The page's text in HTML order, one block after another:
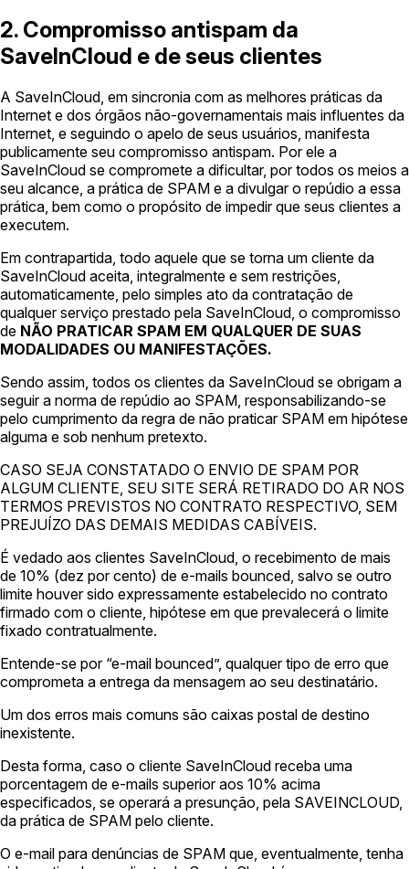
2. Compromisso antispam da
SaveInCloud e de seus clientes
A SaveInCloud, em sincronia com as melhores práticas da
Internet e dos órgãos não-governamentais mais influentes da
Internet, e seguindo o apelo de seus usuários, manifesta
publicamente seu compromisso antispam. Por ele a
SaveInCloud se compromete a dificultar, por todos os meios a
seu alcance, a prática de SPAM e a divulgar o repúdio a essa
prática, bem como o propósito de impedir que seus clientes a
executem.
Em contrapartida, todo aquele que se torna um cliente da
SaveInCloud aceita, integralmente e sem restrições,
automaticamente, pelo simples ato da contratação de
qualquer serviço prestado pela SaveInCloud, o compromisso
de NÃO PRATICAR SPAM EM QUALQUER DE SUAS
MODALIDADES OU MANIFESTAÇÕES.
Sendo assim, todos os clientes da SaveInCloud se obrigam a
seguir a norma de repúdio ao SPAM, responsabilizando-se
pelo cumprimento da regra de não praticar SPAM em hipótese
alguma e sob nenhum pretexto.
CASO SEJA CONSTATADO O ENVIO DE SPAM POR
ALGUM CLIENTE, SEU SITE SERÁ RETIRADO DO AR NOS
TERMOS PREVISTOS NO CONTRATO RESPECTIVO, SEM
PREJUÍZO DAS DEMAIS MEDIDAS CABÍVEIS.
É vedado aos clientes SaveInCloud, o recebimento de mais
de 10% (dez por cento) de e-mails bounced, salvo se outro
limite houver sido expressamente estabelecido no contrato
firmado com o cliente, hipótese em que prevalecerá o limite
fixado contratualmente.
Entende-se por “e-mail bounced”, qualquer tipo de erro que
comprometa a entrega da mensagem ao seu destinatário.
Um dos erros mais comuns são caixas postal de destino
inexistente.
Desta forma, caso o cliente SaveInCloud receba uma
porcentagem de e-mails superior aos 10% acima
especificados, se operará a presunção, pela SAVEINCLOUD,
da prática de SPAM pelo cliente.
O e-mail para denúncias de SPAM que, eventualmente, tenha